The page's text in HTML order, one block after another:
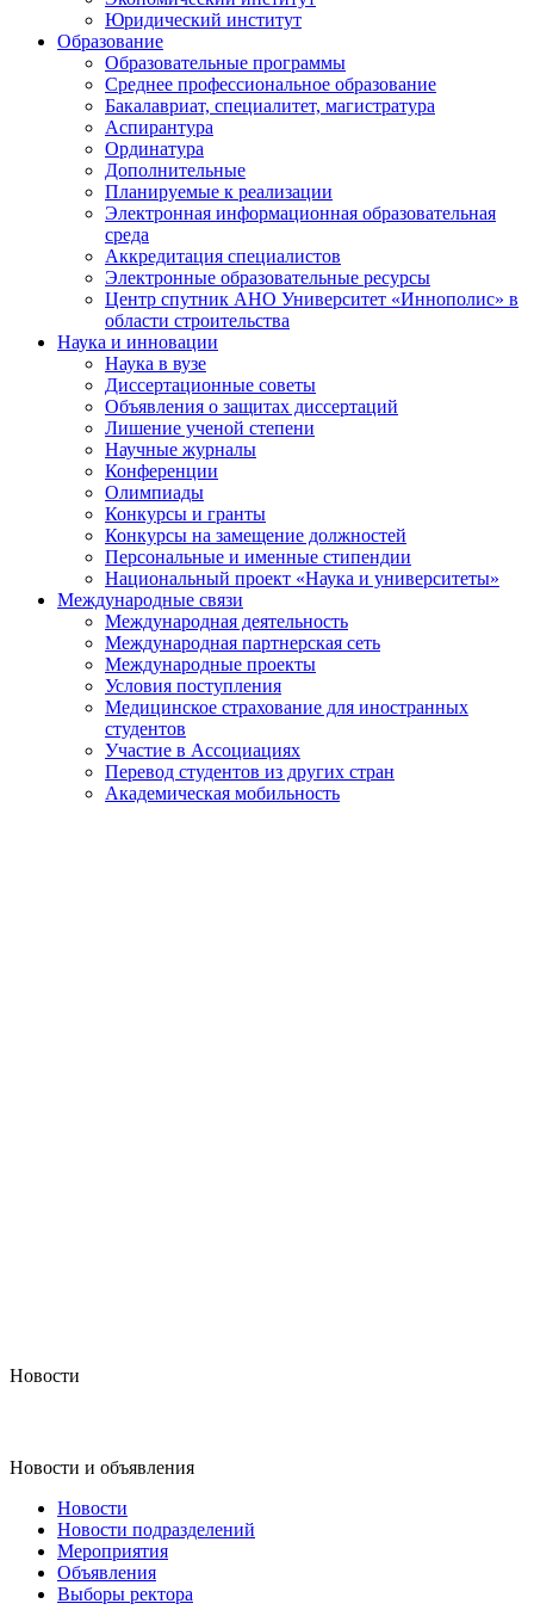
Юридический институт
Образование
Образовательные программы
Среднее профессиональное образование
Бакалавриат, специалитет, магистратура
Аспирантура
Ординатура
Дополнительные
Планируемые к реализации
Электронная информационная образовательная
среда
Аккредитация специалистов
Электронные образовательные ресурсы
Центр спутник АНО Университет «Иннополис» в
области строительства
Наука и инновации
Наука в вузе
Диссертационные советы
Объявления о защитах диссертаций
Лишение ученой степени
Научные журналы
Конференции
Олимпиады
Конкурсы и гранты
Конкурсы на замещение должностей
Персональные и именные стипендии
Национальный проект «Наука и университеты»
Международные связи
Международная деятельность
Международная партнерская сеть
Международные проекты
Условия поступления
Медицинское страхование для иностранных
студентов
Участие в Ассоциациях
Перевод студентов из других стран
Академическая мобильность
Новости
Новости и объявления
Новости
Новости подразделений
Мероприятия
Объявления
Выборы ректора